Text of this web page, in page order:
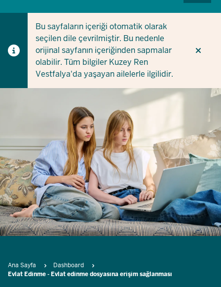
Bu sayfaların içeriği otomatik olarak
seçilen dile çevrilmiştir. Bu nedenle
orijinal sayfanın içeriğinden sapmalar
olabilir. Tüm bilgiler Kuzey Ren
Vestfalya'da yaşayan ailelerle ilgilidir.
Breadcrumb
Ana Sayfa
Dashboard
Evlat Edinme - Evlat edinme dosyasına erişim sağlanması